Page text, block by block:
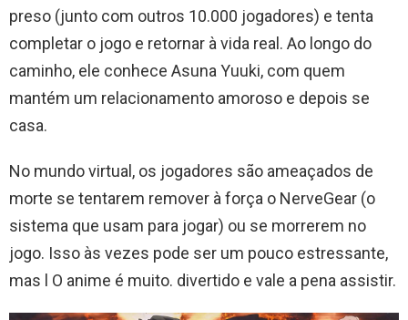
preso (junto com outros 10.000 jogadores) e tenta
completar o jogo e retornar à vida real. Ao longo do
caminho, ele conhece Asuna Yuuki, com quem
mantém um relacionamento amoroso e depois se
casa.
No mundo virtual, os jogadores são ameaçados de
morte se tentarem remover à força o NerveGear (o
sistema que usam para jogar) ou se morrerem no
jogo. Isso às vezes pode ser um pouco estressante,
mas l O anime é muito. divertido e vale a pena assistir.